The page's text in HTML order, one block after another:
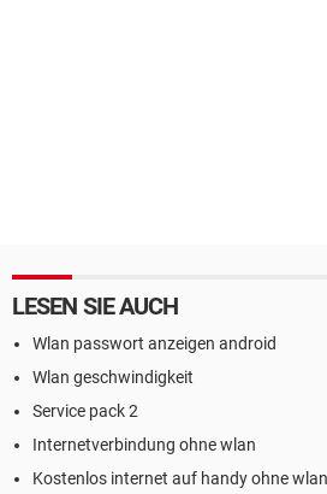
LESEN SIE AUCH
Wlan passwort anzeigen android
Wlan geschwindigkeit
Service pack 2
Internetverbindung ohne wlan
Kostenlos internet auf handy ohne wlan